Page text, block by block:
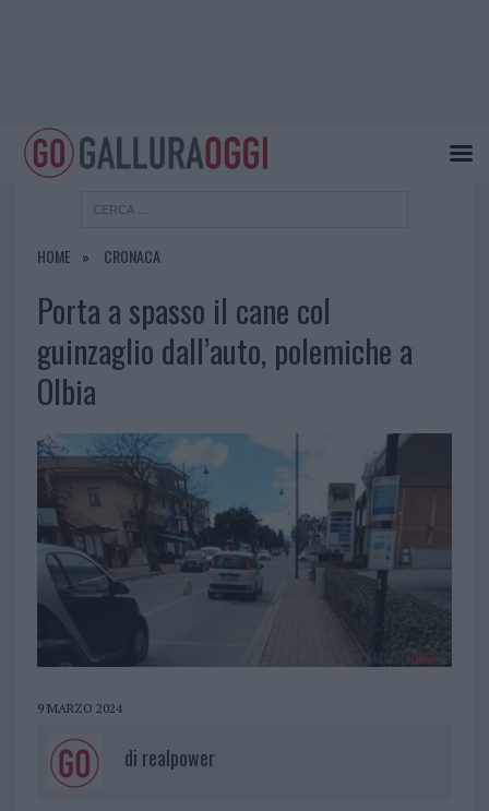
HOME CRONACA
Porta a spasso il cane col
guinzaglio dall’auto, polemiche a
Olbia
9 MARZO 2024
di realpower